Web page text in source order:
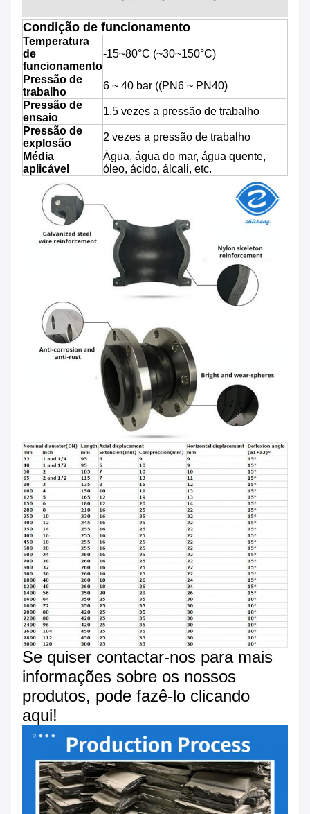
Condição de funcionamento
Temperatura
de
funcionamento
-15~80°C (~30~150°C)
Pressão de
trabalho
6 ~ 40 bar ((PN6 ~ PN40)
Pressão de
ensaio
1.5 vezes a pressão de trabalho
Pressão de
explosão
2 vezes a pressão de trabalho
Média
aplicável
Água, água do mar, água quente,
óleo, ácido, álcali, etc.
Se quiser contactar-nos para mais
informações sobre os nossos
produtos, pode fazê-lo clicando
aqui!